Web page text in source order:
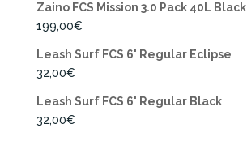
Zaino FCS Mission 3.0 Pack 40L Black
199,00€
Leash Surf FCS 6' Regular Eclipse
32,00€
Leash Surf FCS 6' Regular Black
32,00€